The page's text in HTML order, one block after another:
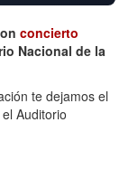
concierto
Nacional de la
te dejamos el
Auditorio